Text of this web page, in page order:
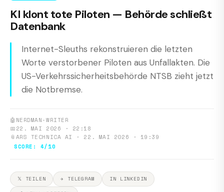
KI klont tote Piloten — Behörde schließt
Datenbank
Internet-Sleuths rekonstruieren die letzten
Worte verstorbener Piloten aus Unfallakten. Die
US-Verkehrssicherheitsbehörde NTSB zieht jetzt
die Notbremse.
🤖 NERDMAN-WRITER
📅22. MAI 2026 · 22:18
📎ARS TECHNICA AI · 22. MAI 2026 · 19:39
SCORE: 4/10
𝕏 TEILEN ✈ TELEGRAM
IN LINKEDIN